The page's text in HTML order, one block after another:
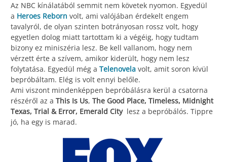
Az NBC kínálatából semmit nem követek nyomon. Egyedül
a Heroes Reborn volt, ami valójában érdekelt engem
tavalyról, de olyan szinten botrányosan rossz volt, hogy
egyetlen dolog miatt tartottam ki a végéig, hogy tudtam
bizony ez miniszéria lesz. Be kell vallanom, hogy nem
vérzett érte a szívem, amikor kiderült, hogy nem lesz
folytatása. Egyedül még a Telenovela volt, amit soron kívül
bepróbáltam. Elég is volt ennyi belőle.
Ami viszont mindenképpen bepróbálásra kerül a csatorna
részéről az a This Is Us, The Good Place, Timeless, Midnight
Texas, Trial & Error, Emerald City lesz a bepróbálós. Tippre
jó, ha egy is marad.